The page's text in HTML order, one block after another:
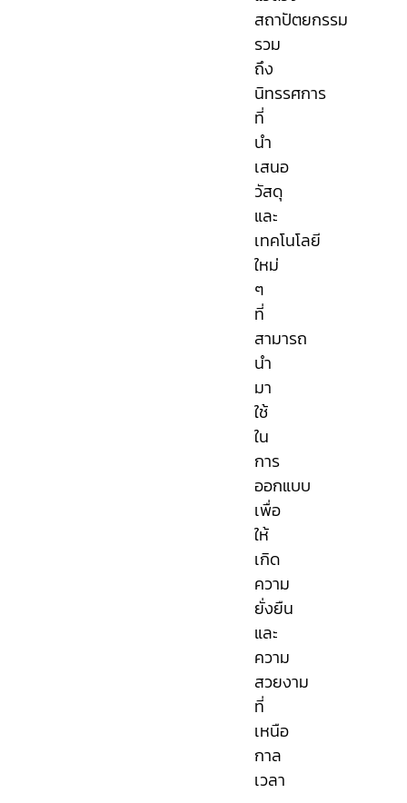
สถาปัตยกรรม
รวม
ถึง
นิทรรศการ
ที่
นำ
เสนอ
วัสดุ
และ
เทคโนโลยี
ใหม่
ๆ
ที่
สามารถ
นำ
มา
ใช้
ใน
การ
ออกแบบ
เพื่อ
ให้
เกิด
ความ
ยั่งยืน
และ
ความ
สวยงาม
ที่
เหนือ
กาล
เวลา